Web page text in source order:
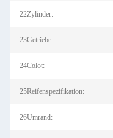
22Zylinder:
23Getriebe:
24Colot:
25Reifenspezifikation:
26Umrand: